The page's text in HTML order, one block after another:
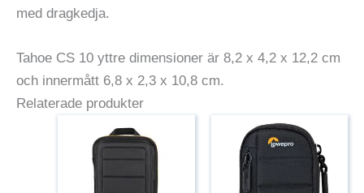
med dragkedja.
Tahoe CS 10 yttre dimensioner är 8,2 x 4,2 x 12,2 cm
och innermått 6,8 x 2,3 x 10,8 cm.
Relaterade produkter